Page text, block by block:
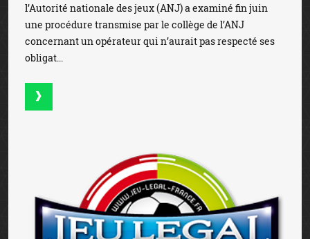
l’Autorité nationale des jeux (ANJ) a examiné fin juin
une procédure transmise par le collège de l’ANJ
concernant un opérateur qui n’aurait pas respecté ses
obligat...